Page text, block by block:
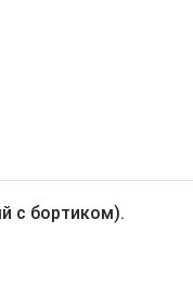
с бортиком).